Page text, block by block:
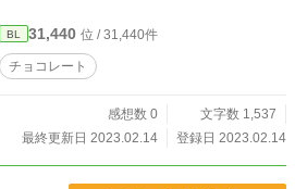
BL 31,440 位 / 31,440件
チョコレート
感想数 0
文字数 1,537
最終更新日 2023.02.14
登録日 2023.02.14